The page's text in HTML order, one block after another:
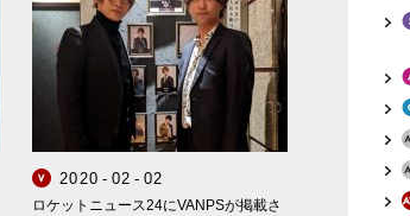
VANPS
2020 - 02 - 02
ロケットニュース24にVANPSが掲載さ